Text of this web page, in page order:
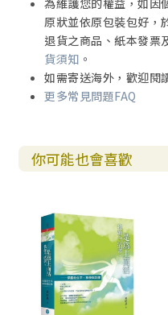
為維護您的權益，如因
原狀並依原包裝包好，
退貨之商品、紙本發票
貨須知 。
如需寄送海外，歡迎閱
更多常見問題FAQ
你可能也會喜歡